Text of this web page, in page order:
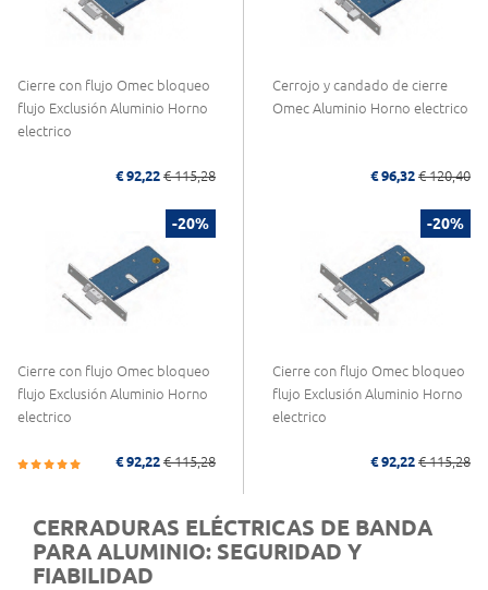
Cierre con flujo Omec bloqueo
flujo Exclusión Aluminio Horno
electrico
€ 92,22 € 115,28
Cerrojo y candado de cierre
Omec Aluminio Horno electrico
€ 96,32 € 120,40
-20%
Cierre con flujo Omec bloqueo
flujo Exclusión Aluminio Horno
electrico
€ 92,22 € 115,28
-20%
Cierre con flujo Omec bloqueo
flujo Exclusión Aluminio Horno
electrico
€ 92,22 € 115,28
CERRADURAS ELÉCTRICAS DE BANDA
PARA ALUMINIO: SEGURIDAD Y
FIABILIDAD